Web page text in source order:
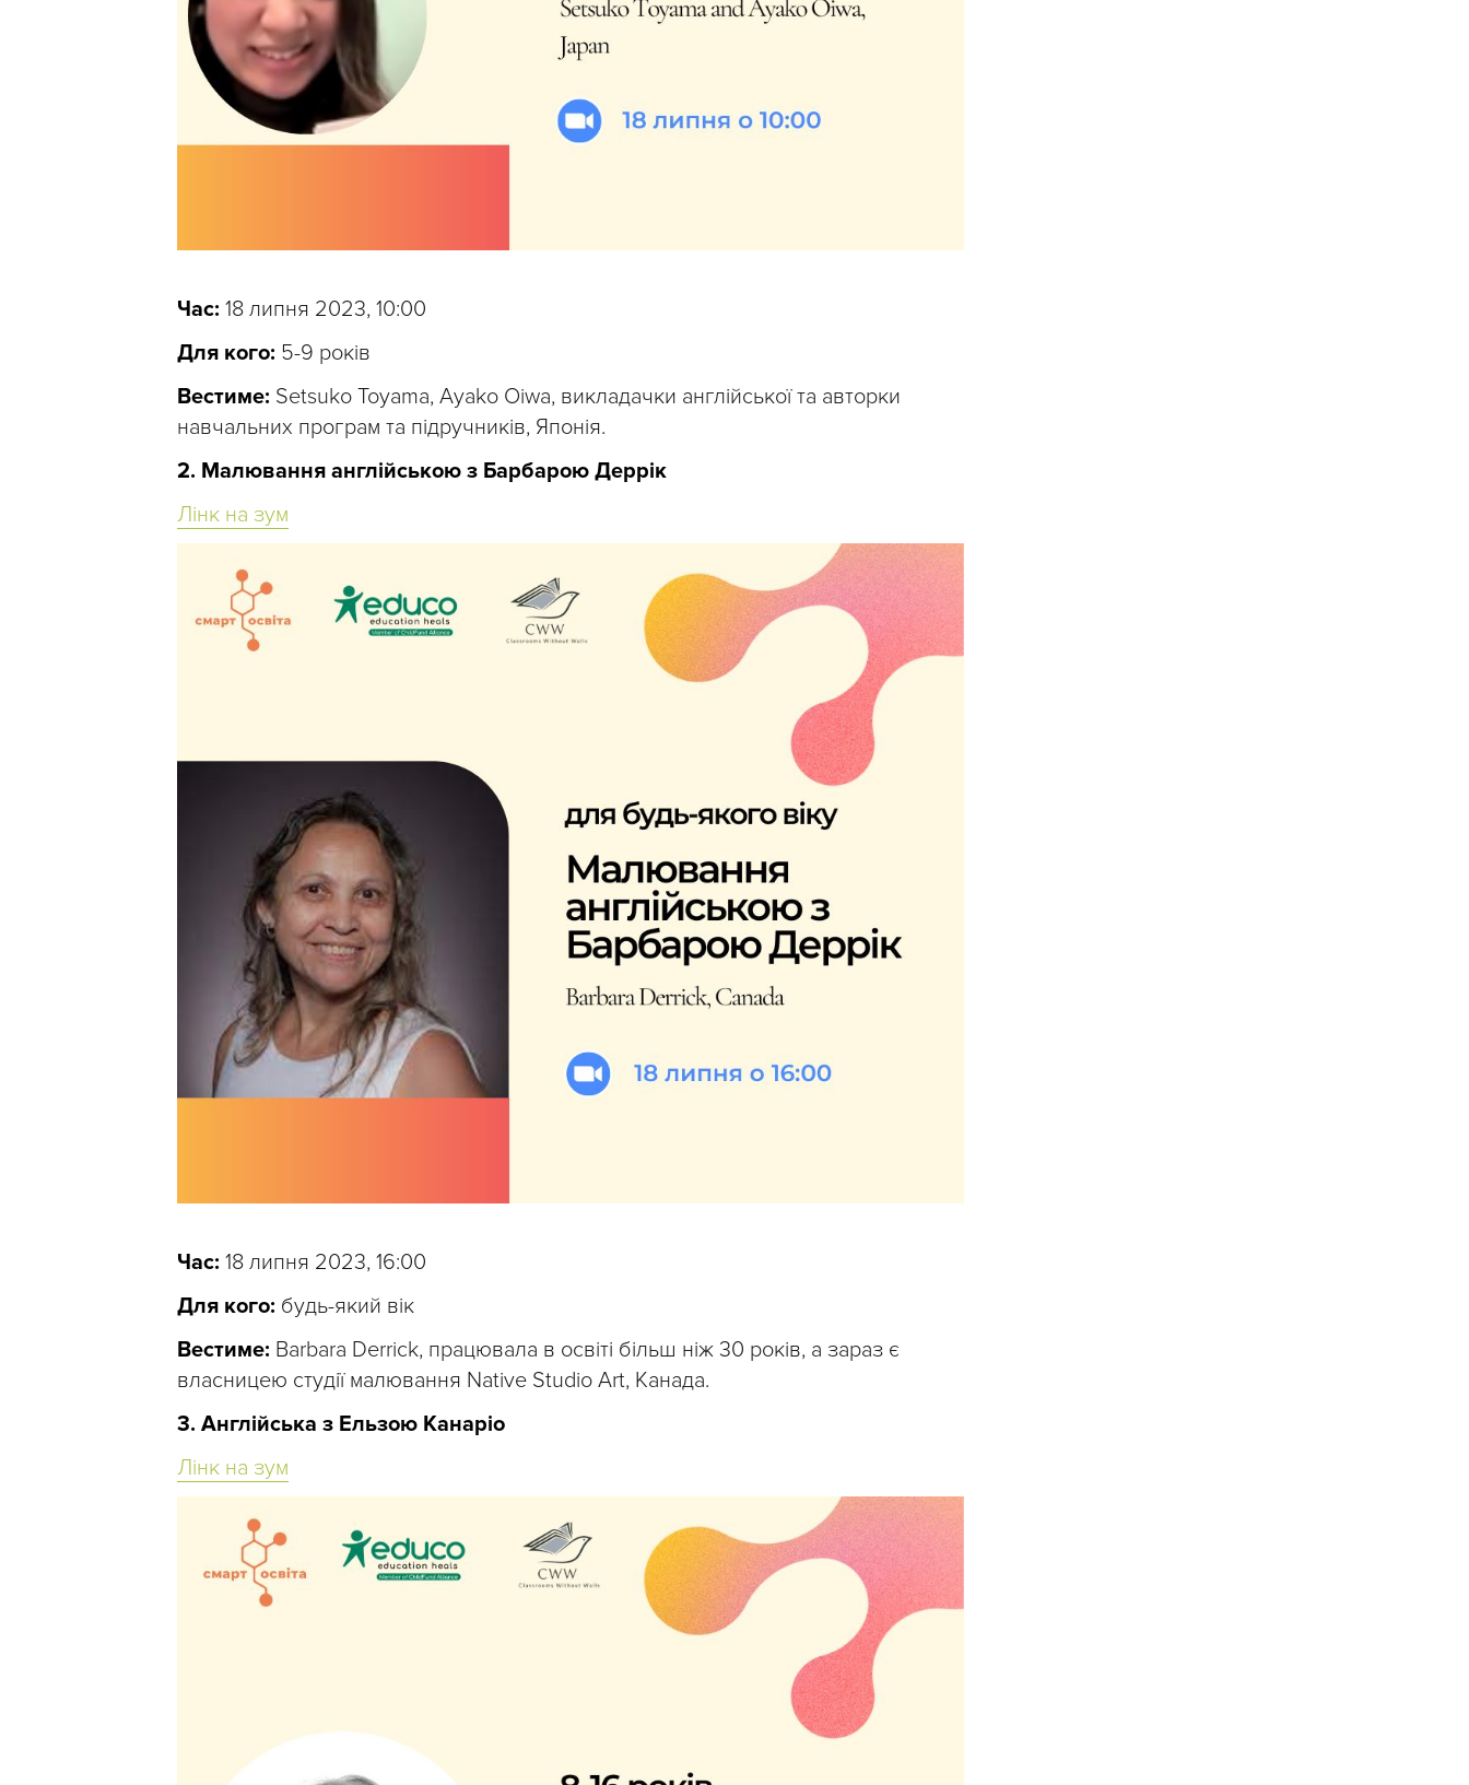
Час: 18 липня 2023, 10:00
Для кого: 5-9 років
Вестиме: Setsuko Toyama, Ayako Oiwa, викладачки англійської та авторки
навчальних програм та підручників, Японія.
2. Малювання англійською з Барбарою Деррік
Лінк на зум
Час: 18 липня 2023, 16:00
Для кого: будь-який вік
Вестиме: Barbara Derrick, працювала в освіті більш ніж 30 років, а зараз є
власницею студії малювання Native Studio Art, Канада.
3. Англійська з Ельзою Канаріо
Лінк на зум